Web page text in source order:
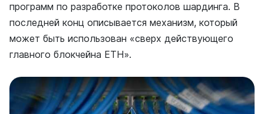
программ по разработке протоколов шардинга. В
последней конц описывается механизм, который
может быть использован «сверх действующего
главного блокчейна ETH».